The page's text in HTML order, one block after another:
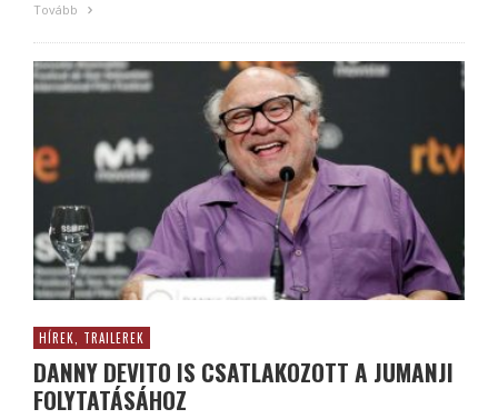
Tovább
HÍREK, TRAILEREK
DANNY DEVITO IS CSATLAKOZOTT A JUMANJI
FOLYTATÁSÁHOZ